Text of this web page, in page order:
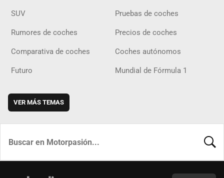
SUV Pruebas de coches
Rumores de coches Precios de coches
Comparativa de coches Coches autónomos
Futuro Mundial de Fórmula 1
VER MÁS TEMAS